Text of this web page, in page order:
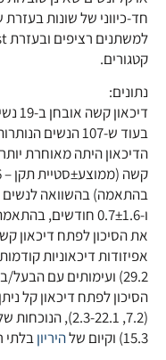
קטגורים.
נתונים:
בעוד ש-107
הדיכאון היתה מאוחרת
את הסיכון לפתח דיכאון
הסיכון לפתח דיכאון קל
15.3) וקיום של
היריוןבלתי רצוי